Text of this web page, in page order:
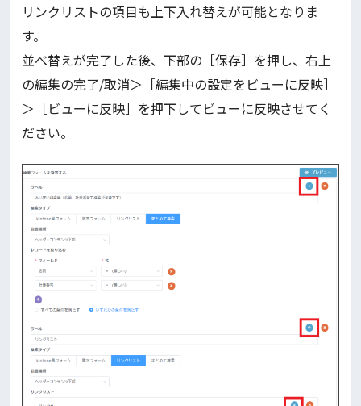
リンクリストの項目も上下入れ替えが可能となりま
す。
並べ替えが完了した後、下部の［保存］を押し、右上
の編集の完了/取消＞［編集中の設定をビューに反映］
＞［ビューに反映］を押下してビューに反映させてく
ださい。